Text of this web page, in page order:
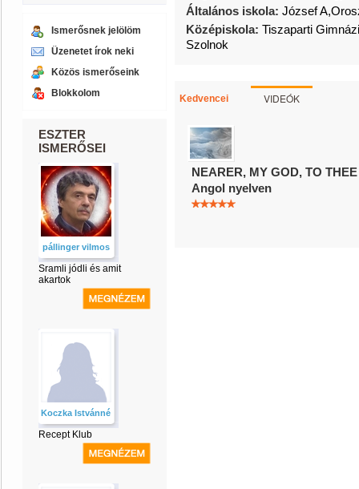
Ismerősnek jelölöm
Üzenetet írok neki
Közös ismerőseink
Blokkolom
ESZTER
ISMERŐSEI
pállinger vilmos
Sramli jódli és amit
akartok
Koczka Istvánné
Recept Klub
Általános iskola: József
Középiskola: Tiszaparti
Szolnok
Kedvencei VIDEÓK
NEARER, MY GOD, TO
Angol nyelven